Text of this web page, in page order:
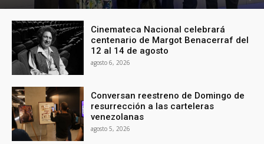
Cinemateca Nacional celebrará
centenario de Margot Benacerraf del
12 al 14 de agosto
agosto 6, 2026
Conversan reestreno de Domingo de
resurrección a las carteleras
venezolanas
agosto 5, 2026